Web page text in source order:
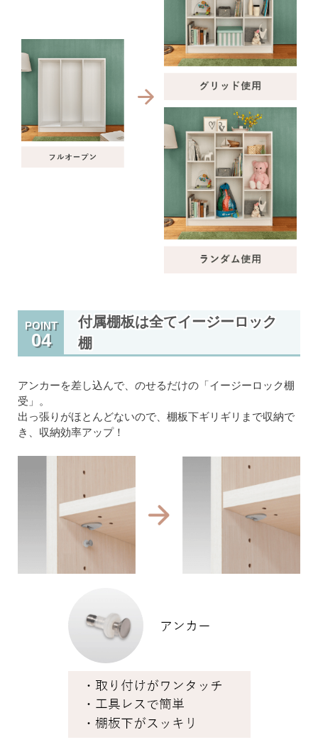
POINT
04
付属棚板は全てイージーロック
棚
アンカーを差し込んで、のせるだけの「イージーロック棚
受」。
出っ張りがほとんどないので、棚板下ギリギリまで収納で
き、収納効率アップ！